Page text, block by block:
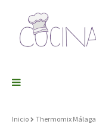
Inicio Thermomix Málaga